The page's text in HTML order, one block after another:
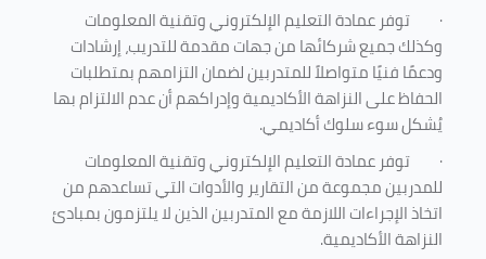
· توفر عمادة التعليم الإلكتروني وتقنية المعلومات
وكذلك جميع شركائها من جهات مقدمة للتدريب، إرشادات
ودعمًا فنيًا متواصلاً للمتدربين لضمان التزامهم بمتطلبات
الحفاظ على النزاهة الأكاديمية وإدراكهم أن عدم الالتزام بها
يُشكل سوء سلوك أكاديمي.
· توفر عمادة التعليم الإلكتروني وتقنية المعلومات
للمدربين مجموعة من التقارير والأدوات التي تساعدهم من
اتخاذ الإجراءات اللازمة مع المتدربين الذين لا يلتزمون بمبادئ
النزاهة الأكاديمية.